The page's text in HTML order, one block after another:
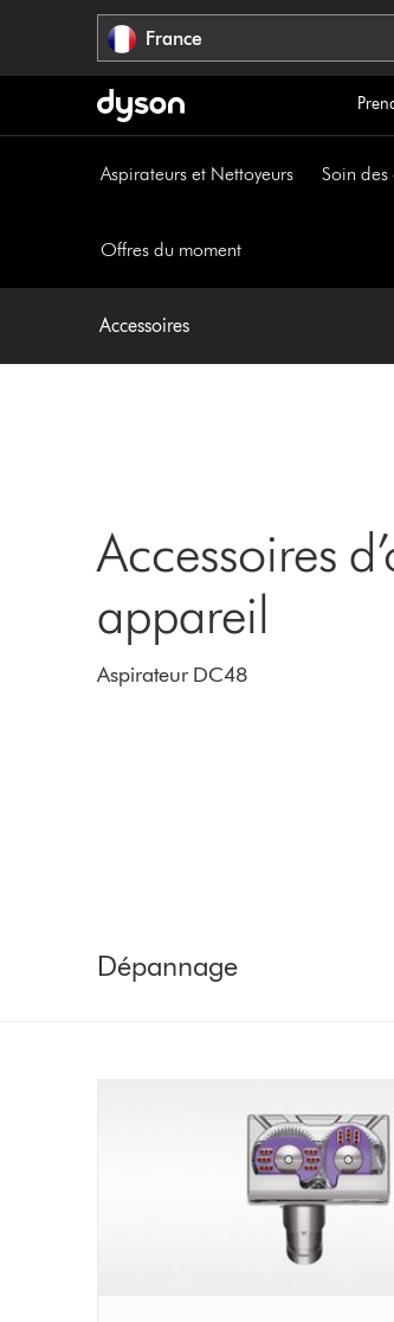
France
Aspirateurs et Nettoyeurs Soin des
Offres du moment
Accessoires
Accessoires
appareil
Aspirateur DC48
Dépannage